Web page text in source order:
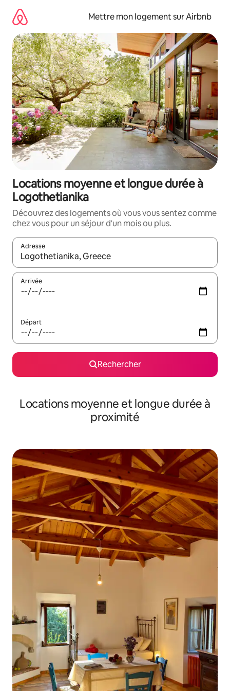
directement
contenu
Mettre mon logement sur Airbnb
Locations moyenne et longue durée à
Logothetianika
Découvrez des logements où vous vous sentez comme
chez vous pour un séjour d'un mois ou plus.
Adresse
Lorsque les résultats s'affichent, utilisez les flèches vers le
Arrivée
Départ
Rechercher
Locations moyenne et longue durée à
proximité